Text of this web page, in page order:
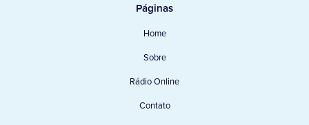
Páginas
Home
Sobre
Rádio Online
Contato